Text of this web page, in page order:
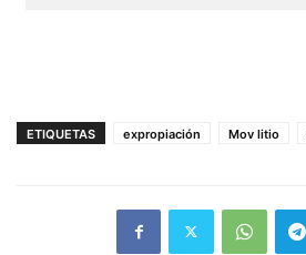
ETIQUETAS expropiación Mov litio